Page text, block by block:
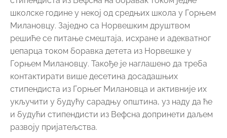
Како у згради општине Вефсн постоји мала сала за
састанке названа по нашој општини и како се у њој
налази пуно поклона и предмета из Горњег
Милановца, обећано је домаћинима да ће и
општина Горњи Милановац пронаћи одговарајући
простор за поклоне и слике, који су током деценија
сакупљени и назвати га по свом граду побратиму.
Разговарало се и даљем учешћу уметника из
Вефсна и Норвешке на Бијеналу, редефинисању